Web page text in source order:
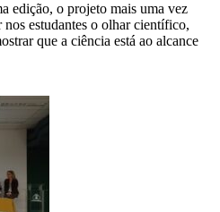
edição, o projeto mais uma vez
estudantes o olhar científico,
que a ciência está ao alcance